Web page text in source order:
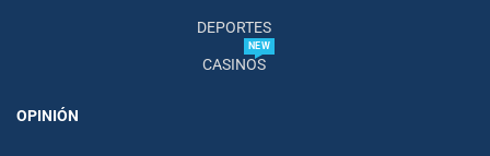
DEPORTES
CASINOS
NEW
OPINIÓN